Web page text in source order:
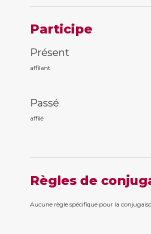
Participe
Présent
affilant
Passé
affilé
Règles de
Aucune règle spécifique pour la